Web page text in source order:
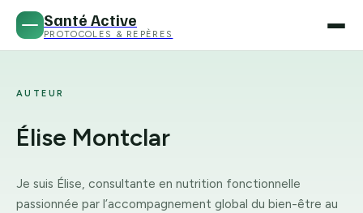
Santé Active
PROTOCOLES & REPÈRES
AUTEUR
Élise Montclar
Je suis Élise, consultante en nutrition fonctionnelle
passionnée par l’accompagnement global du bien-être au